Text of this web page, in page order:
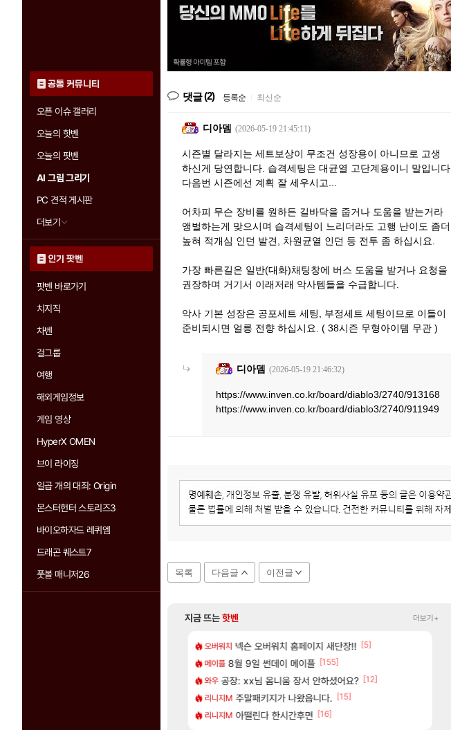
공통 커뮤니티
오픈 이슈 갤러리
오늘의 핫벤
오늘의 팟벤
AI 그림 그리기
PC 견적 게시판
더보기
인기 팟벤
팟벤 바로가기
치지직
차벤
걸그룹
여행
해외게임정보
게임 영상
HyperX OMEN
브이 라이징
일곱 개의 대죄: Origin
몬스터헌터 스토리즈3
바이오하자드 레퀴엠
드래곤 퀘스트7
풋볼 매니저26
댓글(2) 등록순 최신순
디아뎀 (2026-05-19 21:45:11)
시즌별 달라지는 세트보상이 무조건 성장용이 아니므로 고생
하신게 당연합니다. 습격세팅은 대균열 고단계용이니 말입니다.
다음번 시즌에선 계획 잘 세우시고...
어차피 무슨 장비를 원하든 길바닥을 줍거나 도움을 받는거라
앵벌하는게 맞으시며 습격세팅이 느리더라도 고행 난이도 좀더
높혀 적개심 인던 발견, 차원균열 인던 등 전투 좀 하십시요.
가장 빠른길은 일반(대화)채팅창에 버스 도움을 받거나 요청을
권장하며 거기서 이래저래 악사템들을 수급합니다.
악사 기본 성장은 공포세트 세팅, 부정세트 세팅이므로 이들이
준비되시면 얼릉 전향 하십시요. ( 38시즌 무형아이템 무관 )
디아뎀 (2026-05-19 21:46:32)
https://www.inven.co.kr/board/diablo3/2740/913168
https://www.inven.co.kr/board/diablo3/2740/911949
목록 다음글 이전글
지금 뜨는핫벤 더보기+
오버워치 넥슨 오버워치 홈페이지 새단장!! [5]
메이플 8월 9일 썬데이 메이플 [155]
와우 공장: xx님 옴니움 장서 안하셨어요? [12]
리니지M 주말패키지가 나왔읍니다. [15]
리니지M 아떨린다 한시간후면 [16]
아스오라 아스오라 성우 정보 및 출연작 모음
아스오라 아키츠 아키나 성우 정보 및 주요 필모
비스트 모든 성소 위치 공략 (40개) - 귀환한 영혼 도전과제
리밋제로 프롤로그 테스트를 마치고.. (feat. 리아)
비스트 모든 바우에라 업그레이드 아이템 획득 위치 공략 (89개)